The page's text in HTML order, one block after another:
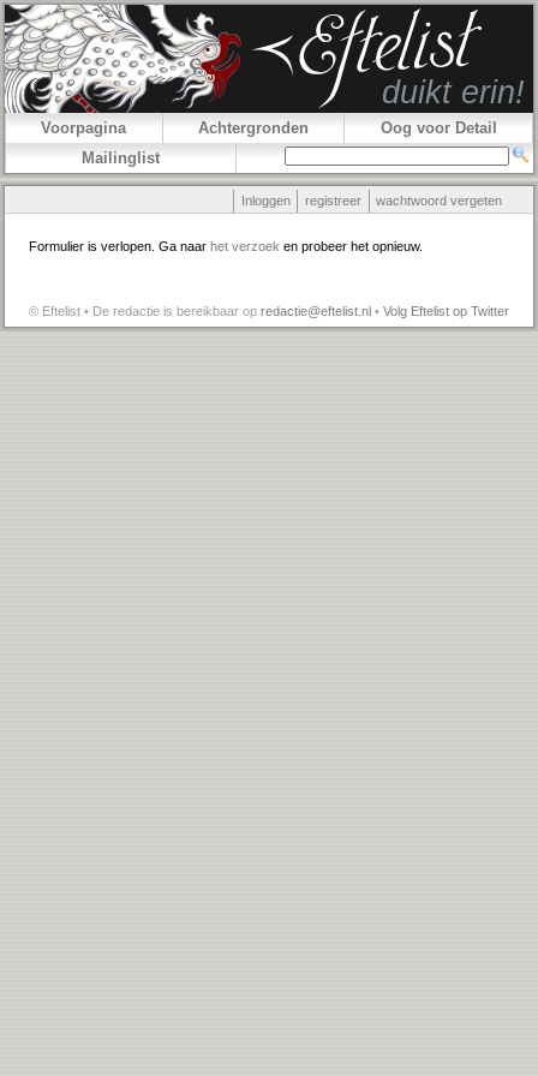
Voorpagina Achtergronden
Oog voor Detail
Mailinglist
Inloggen registreer wachtwoord vergeten
Formulier is verlopen. Ga naar het verzoek en probeer het opnieuw.
© Eftelist • De redactie is bereikbaar op redactie@eftelist.nl • Volg Eftelist op Twitter